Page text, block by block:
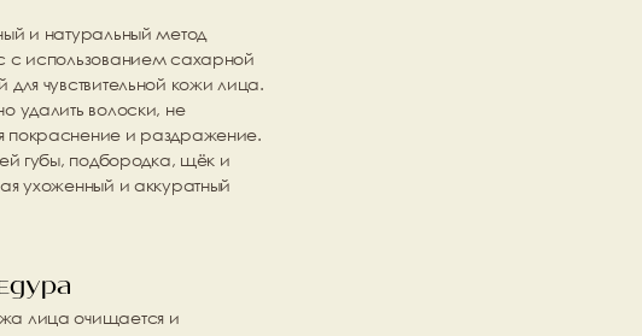
и натуральный метод
с использованием сахарной
чувствительной кожи лица.
удалить волоски, не
покраснение и раздражение.
губы, подбородка, щёк и
ухоженный и аккуратный
лица очищается и